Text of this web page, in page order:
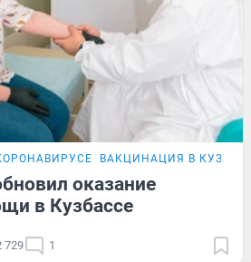
ВАКЦИНАЦИЯ В
оказание
в Кузбассе
729 1